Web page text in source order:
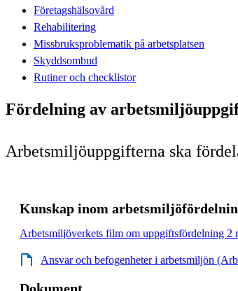
Företagshälsovård
Rehabilitering
Missbruksproblematik på arbetsplatsen
Skyddsombud
Rutiner och checklistor
Fördelning av
Arbetsmiljöuppgifterna ska
Kunskap inom
Arbetsmiljöverkets film om uppgiftsfördelning 2
Ansvar och befogenheter i arbetsmiljön